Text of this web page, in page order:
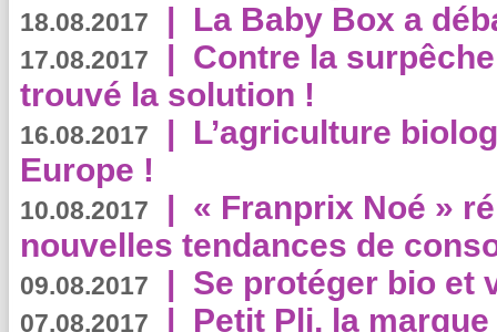
18.08.2017 | La Baby Box a
17.08.2017 | Contre la
trouvé la solution !
16.08.2017 | L’agriculture
Europe !
10.08.2017 | « Franprix Noé »
nouvelles tendances de
09.08.2017 | Se protéger bio et
07.08.2017 | Petit Pli, la